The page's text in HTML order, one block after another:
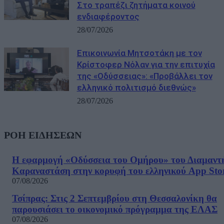
Στο τραπέζι ζητήματα κοινού
ενδιαφέροντος
28/07/2026
Επικοινωνία Μητσοτάκη με τον
Κρίστοφερ Νόλαν για την επιτυχία
της «Οδύσσειας»: «Προβάλλει τον
ελληνικό πολιτισμό διεθνώς»
28/07/2026
ΡΟΗ ΕΙΔΗΣΕΩΝ
Η εφαρμογή «Οδύσσεια του Ομήρου» του
Καραναστάση στην κορυφή του ελληνικού App
07/08/2026
Τσίπρας: Στις 2 Σεπτεμβρίου στη Θεσσαλονίκη θα
παρουσιάσει το οικονομικό πρόγραμμα της ΕΛΑΣ
07/08/2026